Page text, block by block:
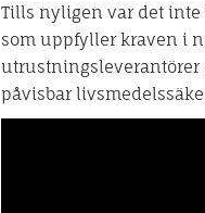
Tills nyligen var det
som uppfyller kraven i
påvisbar